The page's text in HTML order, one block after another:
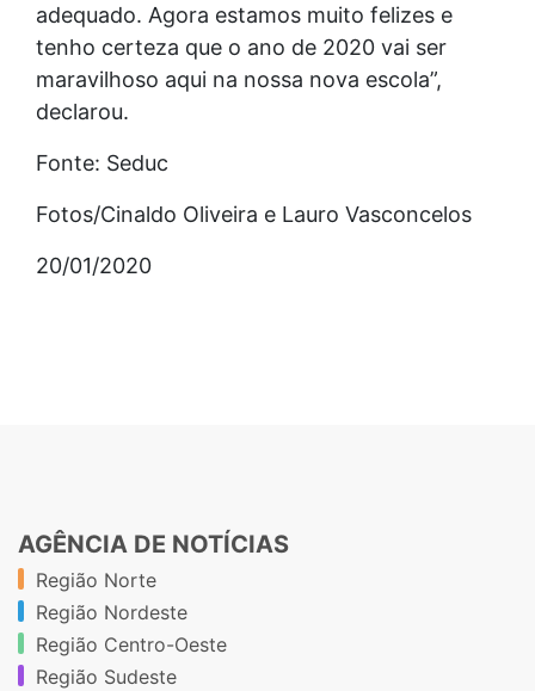
adequado. Agora estamos muito felizes e
tenho certeza que o ano de 2020 vai ser
maravilhoso aqui na nossa nova escola”,
declarou.
Fonte: Seduc
Fotos/Cinaldo Oliveira e Lauro Vasconcelos
20/01/2020
AGÊNCIA DE NOTÍCIAS
Região Norte
Região Nordeste
Região Centro-Oeste
Região Sudeste